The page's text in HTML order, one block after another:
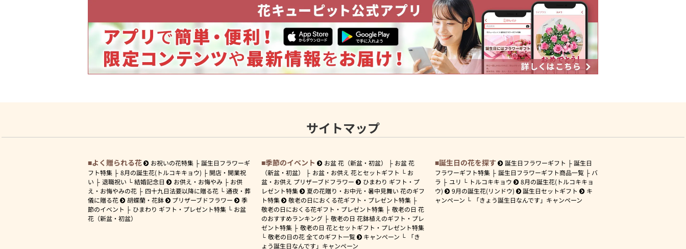
サイトマップ
よく贈られる花 お祝いの花特集
誕生日フラワーギ
フト特集
8月の誕生花(トルコキキョウ)
開店・開業祝
い
退職祝い 結婚記念日 お供え・お悔やみ
お供
え・お悔やみの花
四十九日法要以降に贈る花
通夜・葬
儀に贈る花
胡蝶蘭・花鉢 プリザーブドフラワー
季
節のイベント
ひまわり ギフト・プレゼント特集
お盆
花（新盆・初盆）
季節のイベント お盆 花（新盆・初盆）
お盆 花
（新盆・初盆）
お盆・お供え 花とセットギフト
お
盆・お供え プリザーブドフラワー
ひまわり ギフト・プ
レゼント特集
夏の花贈り・お中元・暑中見舞い 花のギフ
ト特集
敬老の日におくる花ギフト・プレゼント特集
敬老の日におくる花ギフト・プレゼント特集
敬老の日 花
のおすすめランキング
敬老の日 花鉢植えのギフト・プレ
ゼント特集
敬老の日 花とセットギフト・プレゼント特集
敬老の日の花 全てのギフト一覧
キャンペーン
「き
ょう誕生日なんです」キャンペーン
誕生日の花を探す 誕生日フラワーギフト
誕生日
フラワーギフト特集
誕生日フラワーギフト商品一覧
バ
ラ
ユリ トルコキキョウ
8月の誕生花(トルコキキョ
ウ)
9月の誕生花(リンドウ) 誕生日セットギフト
キ
ャンペーン
「きょう誕生日なんです」キャンペーン